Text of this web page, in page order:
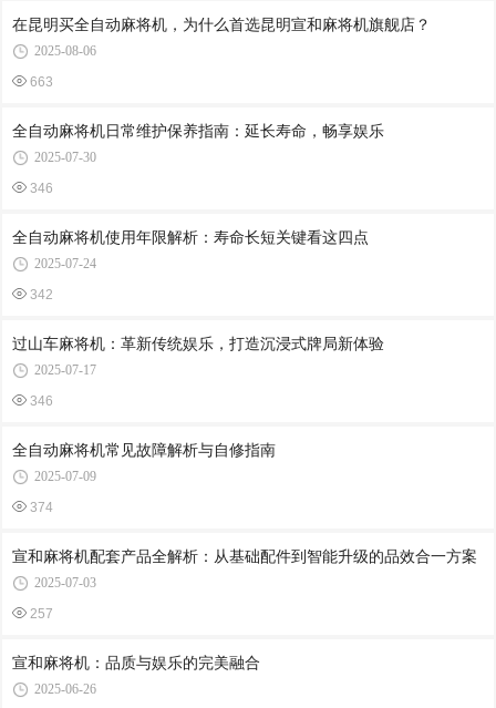
在昆明买全自动麻将机，为什么首选昆明宣和麻将机旗舰店？
2025-08-06
663
全自动麻将机日常维护保养指南：延长寿命，畅享娱乐
2025-07-30
346
全自动麻将机使用年限解析：寿命长短关键看这四点
2025-07-24
342
过山车麻将机：革新传统娱乐，打造沉浸式牌局新体验
2025-07-17
346
全自动麻将机常见故障解析与自修指南
2025-07-09
374
宣和麻将机配套产品全解析：从基础配件到智能升级的品效合一方案
2025-07-03
257
宣和麻将机：品质与娱乐的完美融合
2025-06-26